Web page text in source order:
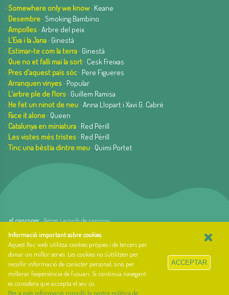
· Somewhere only we know· Keane
· Desembre· Smoking Bambino
· Ampolles· Arbre del peix
· L'Eva i la Jana· Ginestà
· Estimar-te com la terra· Ginestà
· Que no et falli mai la sort· Cesk Freixas
· Pres d'aquest país sóc· Pere Figueres
· Arranquen vinyes· Popular
· L'arbre ple de flors· Guillem Ramisa
· He fet un ninot de neu· Anna Llopart i Xavi G. Cabré
· Face it alone· Queen
· Catalunya en miniatura· Red Pèrill
· Les vistes més tristes· Red Pèrill
· Tinc una bèstia dintre meu· Quimi Portet
el cançoner· lletres i acords de cançons
web basada en el Gestior de Continguts
creada per arnAu bellavista
Sobre el cançoner
Qui som i quina és la nostra història?
Llibre d'estil
Contacte
Informació important sobre cookies.
Aquest lloc web utilitza cookies pròpies i de tercers per
donar un millor servei. Les cookies no s'utilitzen per
recollir informació de caràcter personal, sinó per
millorar l'experiència de l'usuari. Si continua navegant
es considera que accepta el seu ús.
Per a més informació consulti la nostra política de
×
ACCEPTAR